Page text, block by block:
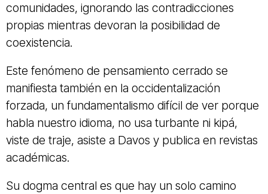
comunidades, ignorando las contradicciones
propias mientras devoran la posibilidad de
coexistencia.
Este fenómeno de pensamiento cerrado se
manifiesta también en la occidentalización
forzada, un fundamentalismo difícil de ver porque
habla nuestro idioma, no usa turbante ni kipá,
viste de traje, asiste a Davos y publica en revistas
académicas.
Su dogma central es que hay un solo camino